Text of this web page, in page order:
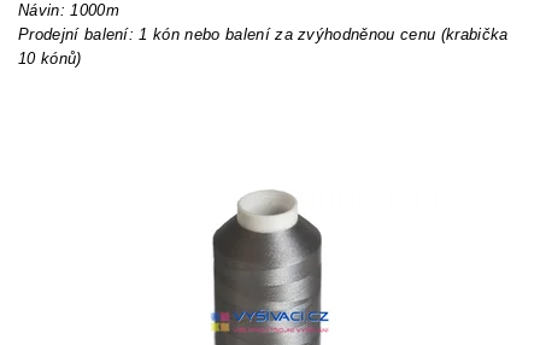
Návin: 1000m
Prodejní balení: 1 kón nebo balení za zvýhodněnou cenu (krabička
10 kónů)